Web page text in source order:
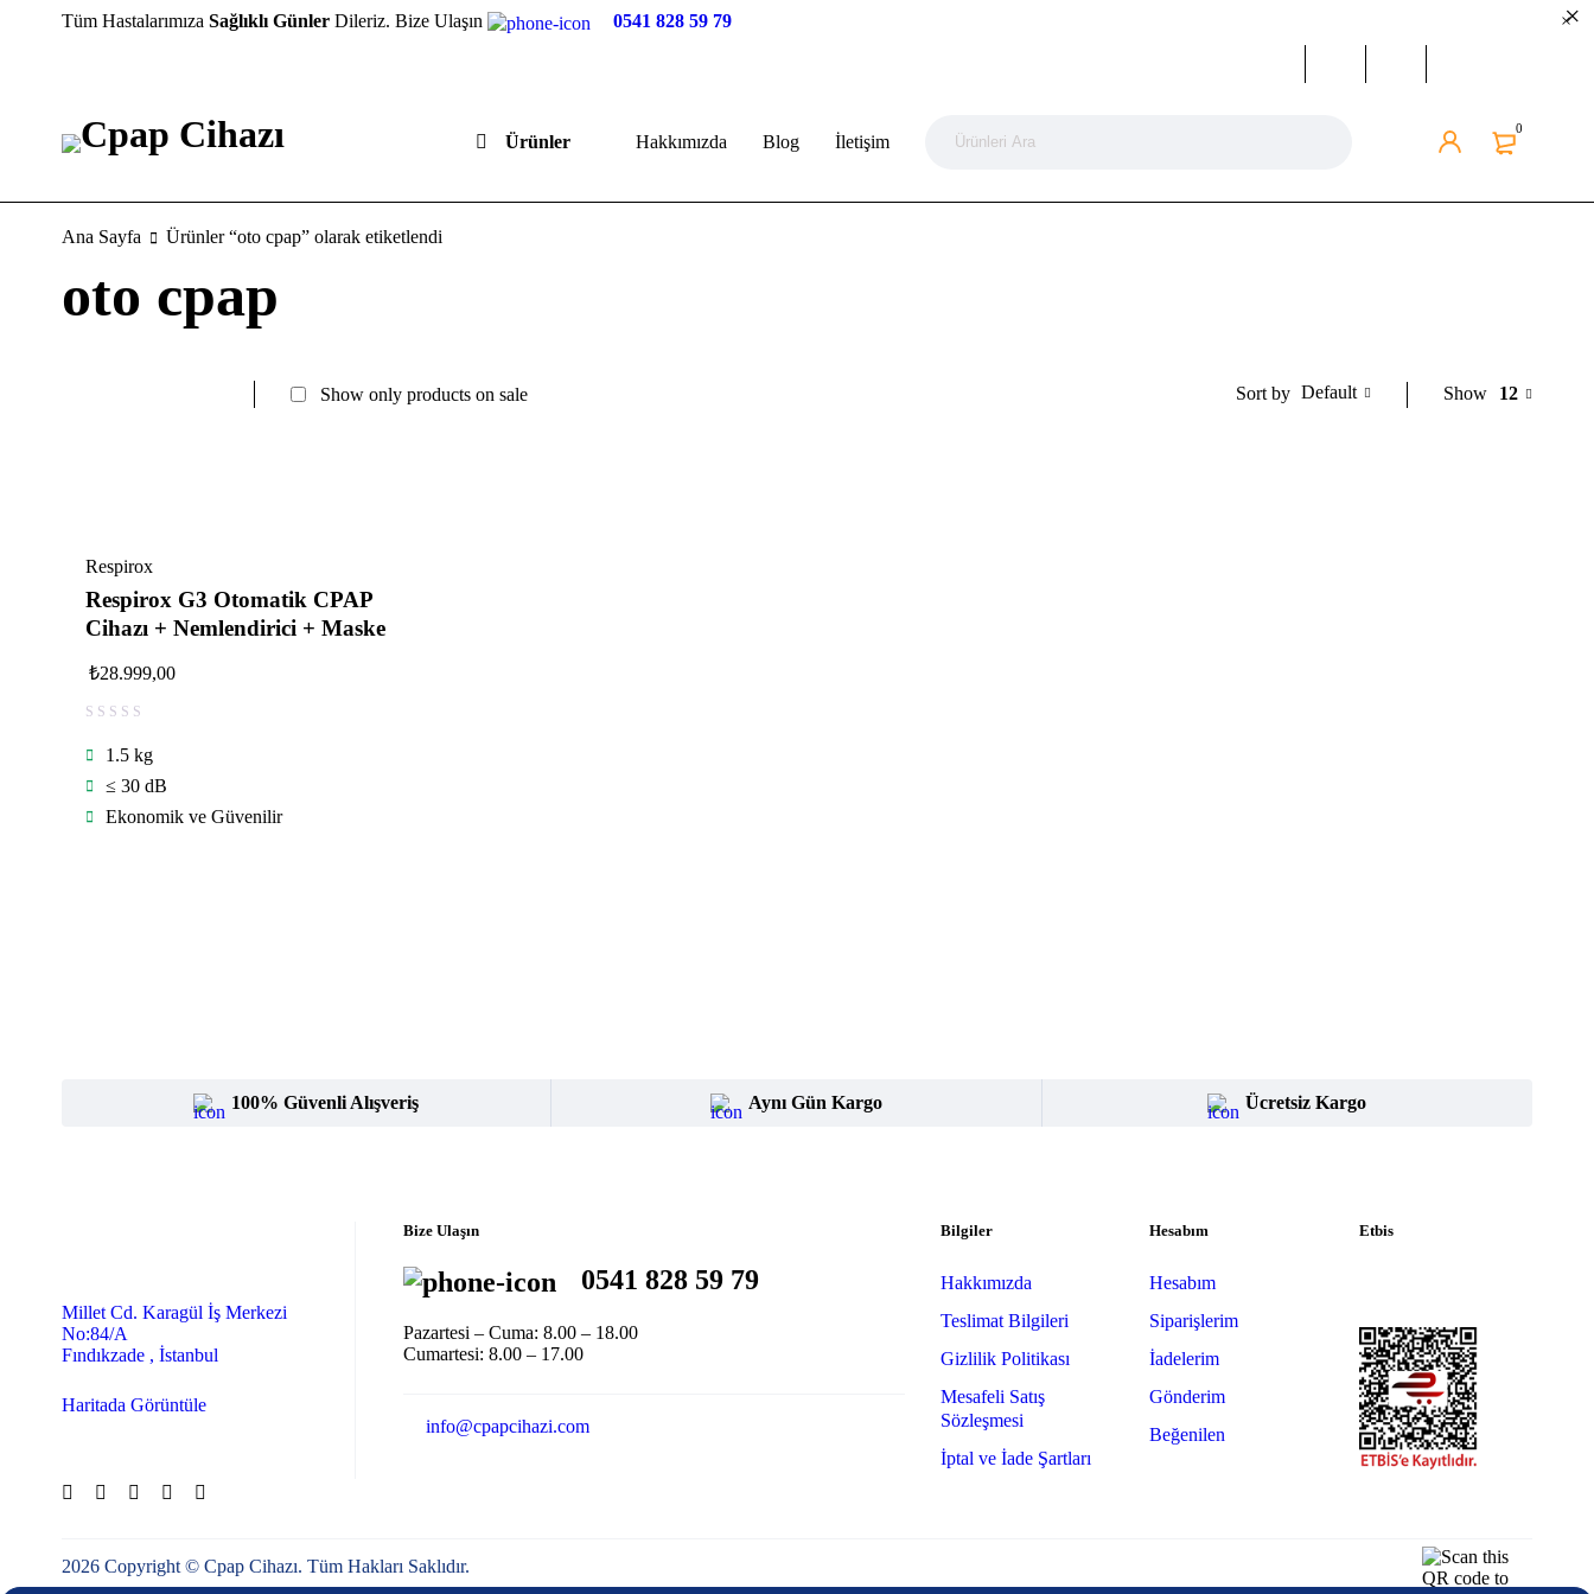
Tüm Hastalarımıza Sağlıklı Günler Dileriz. Bize Ulaşın 0541 828 59 79
0
Ürünler Hakkımızda Blog İletişim
Ana Sayfa Ürünler “oto cpap” olarak etiketlendi
oto cpap
Sort by Default
Show only products on sale Show 12
Respirox
Respirox G3 Otomatik CPAP
Cihazı + Nemlendirici + Maske
₺28.999,00
1.5 kg
≤ 30 dB
Ekonomik ve Güvenilir
100% Güvenli Alışveriş Aynı Gün Kargo Ücretsiz Kargo
Millet Cd. Karagül İş Merkezi
No:84/A
Fındıkzade , İstanbul
Haritada Görüntüle
Bize Ulaşın
0541 828 59 79
Pazartesi – Cuma: 8.00 – 18.00
Cumartesi: 8.00 – 17.00
info@cpapcihazi.com
Bilgiler
Hakkımızda
Teslimat Bilgileri
Gizlilik Politikası
Mesafeli Satış
Sözleşmesi
İptal ve İade Şartları
Hesabım
Hesabım
Siparişlerim
İadelerim
Gönderim
Beğenilen
Etbis
2026 Copyright © Cpap Cihazı. Tüm Hakları Saklıdır.